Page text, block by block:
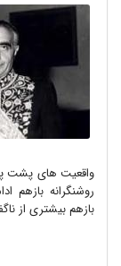
واقعیت های پشت
روشنگرانه بازهم
بازهم بیشتری از